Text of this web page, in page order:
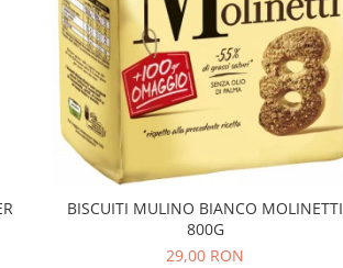
BISCUITI MULINO BIANCO MOLINETTI
800G
29,00 RON